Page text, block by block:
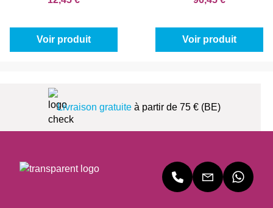
Voir produit Voir produit
Livraison gratuiteà partir de 75 € (BE)